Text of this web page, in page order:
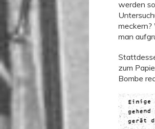
werden
man
zum
Bombe